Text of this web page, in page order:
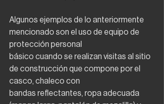
Algunos ejemplos de lo anteriormente
mencionado son el uso de equipo de
protección personal
básico cuando se realizan visitas al sitio
de construcción que compone por el
casco, chaleco con
bandas reflectantes, ropa adecuada